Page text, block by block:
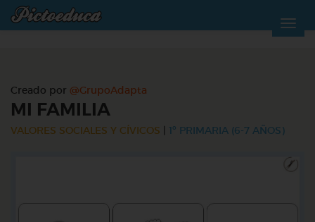
Creado por @GrupoAdapta
MI FAMILIA
VALORES SOCIALES Y CÍVICOS 1º PRIMARIA (6-7 AÑOS)